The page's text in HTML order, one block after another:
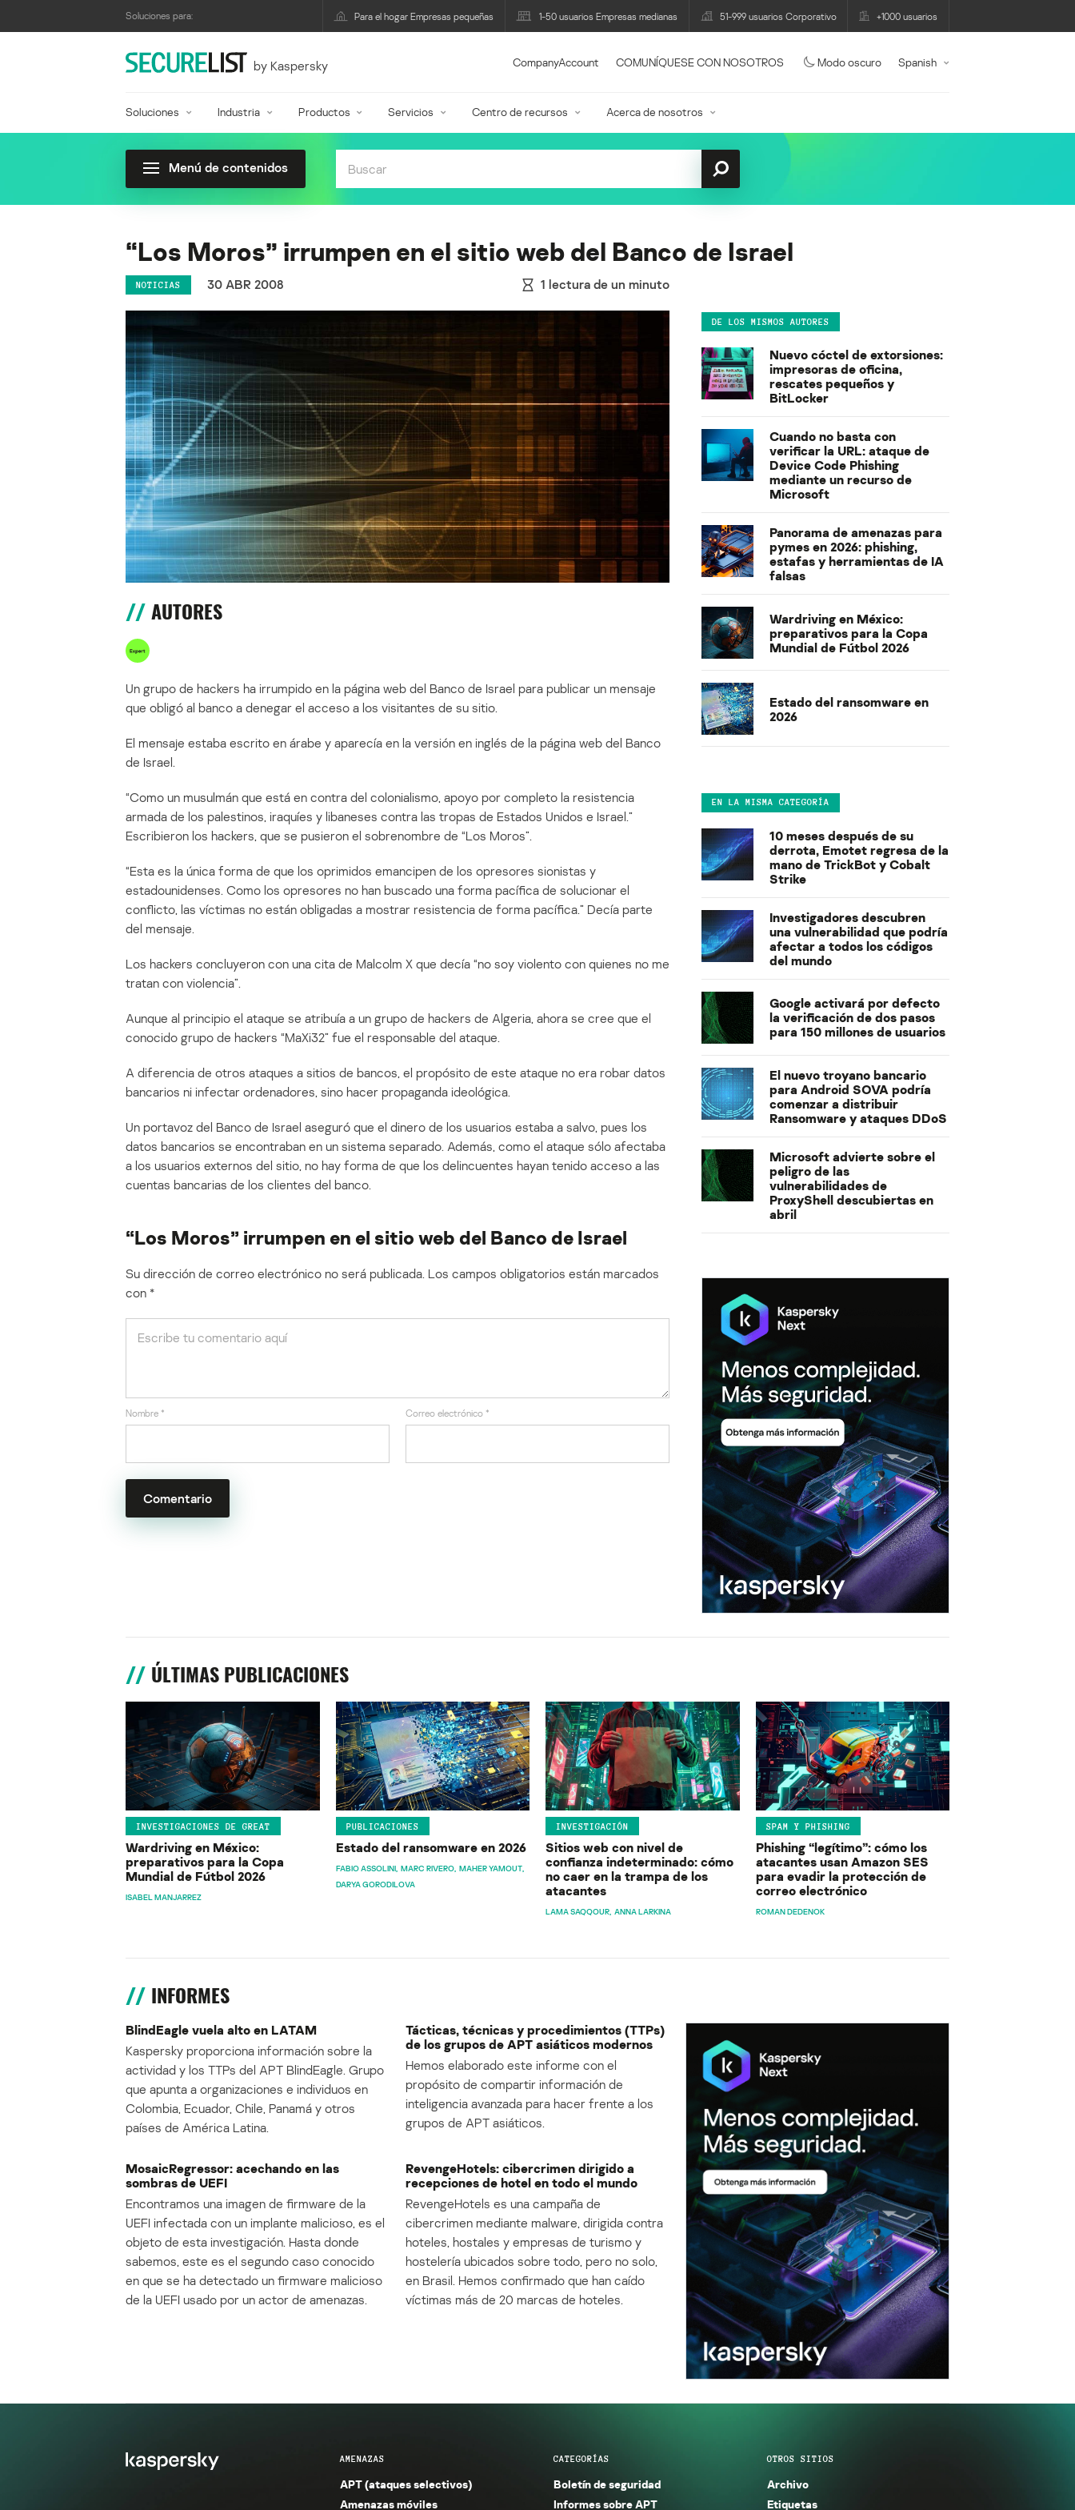
Soluciones para: Para el hogar Empresas pequeñas 1-50 usuarios Empresas medianas 51-999 usuarios Corporativo +1000 usuarios
by Kaspersky CompanyAccount COMUNÍQUESE CON NOSOTROS Modo oscuro Spanish
Soluciones Industria Productos Servicios Centro de recursos Acerca de nosotros
Menú de contenidos
“Los Moros” irrumpen en el sitio web del Banco de Israel
NOTICIAS 30 ABR 2008 1 lectura de un minuto
AUTORES
Un grupo de hackers ha irrumpido en la página web del Banco de Israel para publicar un mensaje
que obligó al banco a denegar el acceso a los visitantes de su sitio.
El mensaje estaba escrito en árabe y aparecía en la versión en inglés de la página web del Banco
de Israel.
“Como un musulmán que está en contra del colonialismo, apoyo por completo la resistencia
armada de los palestinos, iraquíes y libaneses contra las tropas de Estados Unidos e Israel.”
Escribieron los hackers, que se pusieron el sobrenombre de “Los Moros”.
“Esta es la única forma de que los oprimidos emancipen de los opresores sionistas y
estadounidenses. Como los opresores no han buscado una forma pacífica de solucionar el
conflicto, las víctimas no están obligadas a mostrar resistencia de forma pacífica.” Decía parte
del mensaje.
Los hackers concluyeron con una cita de Malcolm X que decía “no soy violento con quienes no me
tratan con violencia”.
Aunque al principio el ataque se atribuía a un grupo de hackers de Algeria, ahora se cree que el
conocido grupo de hackers “MaXi32” fue el responsable del ataque.
A diferencia de otros ataques a sitios de bancos, el propósito de este ataque no era robar datos
bancarios ni infectar ordenadores, sino hacer propaganda ideológica.
Un portavoz del Banco de Israel aseguró que el dinero de los usuarios estaba a salvo, pues los
datos bancarios se encontraban en un sistema separado. Además, como el ataque sólo afectaba
a los usuarios externos del sitio, no hay forma de que los delincuentes hayan tenido acceso a las
cuentas bancarias de los clientes del banco.
“Los Moros” irrumpen en el sitio web del Banco de Israel
Su dirección de correo electrónico no será publicada. Los campos obligatorios están marcados
con *
Nombre * Correo electrónico *
DE LOS MISMOS AUTORES
Nuevo cóctel de extorsiones:
impresoras de oficina,
rescates pequeños y
BitLocker
Cuando no basta con
verificar la URL: ataque de
Device Code Phishing
mediante un recurso de
Microsoft
Panorama de amenazas para
pymes en 2026: phishing,
estafas y herramientas de IA
falsas
Wardriving en México:
preparativos para la Copa
Mundial de Fútbol 2026
Estado del ransomware en
2026
EN LA MISMA CATEGORÍA
10 meses después de su
derrota, Emotet regresa de la
mano de TrickBot y Cobalt
Strike
Investigadores descubren
una vulnerabilidad que podría
afectar a todos los códigos
del mundo
Google activará por defecto
la verificación de dos pasos
para 150 millones de usuarios
El nuevo troyano bancario
para Android SOVA podría
comenzar a distribuir
Ransomware y ataques DDoS
Microsoft advierte sobre el
peligro de las
vulnerabilidades de
ProxyShell descubiertas en
abril
ÚLTIMAS PUBLICACIONES
INVESTIGACIONES DE GREAT
Wardriving en México:
preparativos para la Copa
Mundial de Fútbol 2026
ISABEL MANJARREZ
PUBLICACIONES
Estado del ransomware en 2026
FABIO ASSOLINI MARC RIVERO MAHER YAMOUT
DARYA GORODILOVA
INVESTIGACIÓN
Sitios web con nivel de
confianza indeterminado: cómo
no caer en la trampa de los
atacantes
LAMA SAQQOUR ANNA LARKINA
SPAM Y PHISHING
Phishing “legítimo”: cómo los
atacantes usan Amazon SES
para evadir la protección de
correo electrónico
ROMAN DEDENOK
INFORMES
BlindEagle vuela alto en LATAM
Kaspersky proporciona información sobre la
actividad y los TTPs del APT BlindEagle. Grupo
que apunta a organizaciones e individuos en
Colombia, Ecuador, Chile, Panamá y otros
países de América Latina.
Tácticas, técnicas y procedimientos (TTPs)
de los grupos de APT asiáticos modernos
Hemos elaborado este informe con el
propósito de compartir información de
inteligencia avanzada para hacer frente a los
grupos de APT asiáticos.
MosaicRegressor: acechando en las
sombras de UEFI
Encontramos una imagen de firmware de la
UEFI infectada con un implante malicioso, es el
objeto de esta investigación. Hasta donde
sabemos, este es el segundo caso conocido
en que se ha detectado un firmware malicioso
de la UEFI usado por un actor de amenazas.
RevengeHotels: cibercrimen dirigido a
recepciones de hotel en todo el mundo
RevengeHotels es una campaña de
cibercrimen mediante malware, dirigida contra
hoteles, hostales y empresas de turismo y
hostelería ubicados sobre todo, pero no solo,
en Brasil. Hemos confirmado que han caído
víctimas más de 20 marcas de hoteles.
AMENAZAS
APT (ataques selectivos)
Amenazas móviles
CATEGORÍAS
Boletín de seguridad
Informes sobre APT
OTROS SITIOS
Archivo
Etiquetas